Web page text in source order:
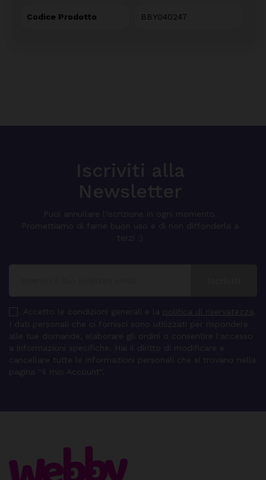
Codice Prodotto BBY040247
Iscriviti alla
Newsletter
Puoi annullare l'iscrizione in ogni momento.
Promettiamo di farne buon uso e di non diffonderla a
terzi :)
Accetto le condizioni generali e la politica di riservatezza
I dati personali che ci fornisci sono utilizzati per rispondere
alle tue domande, elaborare gli ordini o consentire l'accesso
a informazioni specifiche. Hai il diritto di modificare e
cancellare tutte le informazioni personali che si trovano nella
pagina "Il mio Account".